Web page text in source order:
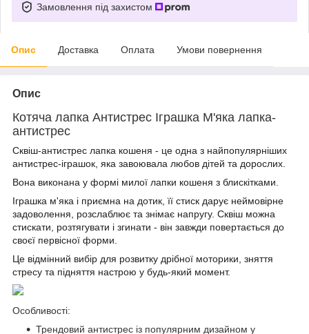
Замовлення під захистом
Опис Доставка Оплата Умови повернення
Опис
Котяча лапка Антистрес Іграшка М'яка лапка-
антистрес
Сквіш-антистрес лапка кошеня - це одна з найпопулярніших
антистрес-іграшок, яка завоювала любов дітей та дорослих.
Вона виконана у формі милої лапки кошеня з блискітками.
Іграшка м'яка і приємна на дотик, її стиск дарує неймовірне
задоволення, розслаблює та знімає напругу. Сквіш можна
стискати, розтягувати і згинати - він завжди повертається до
своєї первісної форми.
Це відмінний вибір для розвитку дрібної моторики, зняття
стресу та підняття настрою у будь-який момент.
Особливості:
Трендовий антистрес із популярним дизайном у